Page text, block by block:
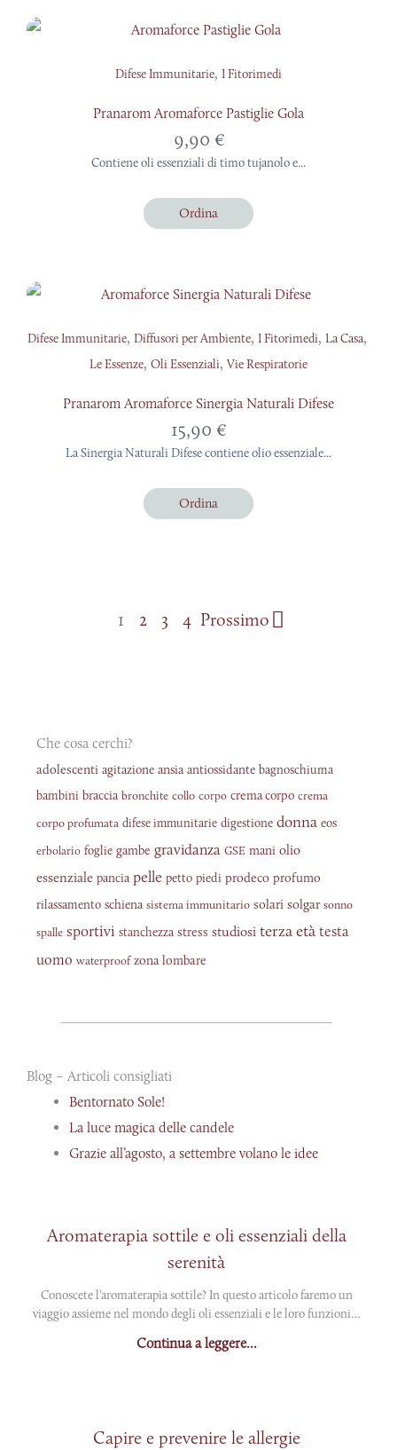
Difese Immunitarie, I Fitorimedi
Pranarom Aromaforce Pastiglie Gola
9,90 €
Contiene oli essenziali di timo tujanolo e...
Ordina
Difese Immunitarie, Diffusori per Ambiente, I Fitorimedi, La Casa,
Le Essenze, Oli Essenziali, Vie Respiratorie
Pranarom Aromaforce Sinergia Naturali Difese
15,90 €
La Sinergia Naturali Difese contiene olio essenziale...
Ordina
1 2 3 4 Prossimo
Che cosa cerchi?
adolescenti agitazione ansia antiossidante bagnoschiuma
bambini braccia bronchite collo corpo crema corpo crema
corpo profumata difese immunitarie digestione donna eos
erbolario foglie gambe gravidanza GSE mani olio
essenziale pancia pelle petto piedi prodeco profumo
rilassamento schiena sistema immunitario solari solgar sonno
spalle sportivi stanchezza stress studiosi terza età testa
uomo waterproof zona lombare
Blog – Articoli consigliati
Bentornato Sole!
La luce magica delle candele
Grazie all’agosto, a settembre volano le idee
Aromaterapia sottile e oli essenziali della
serenità
Conoscete l’aromaterapia sottile? In questo articolo faremo un
viaggio assieme nel mondo degli oli essenziali e le loro funzioni…
Continua a leggere...
Capire e prevenire le allergie